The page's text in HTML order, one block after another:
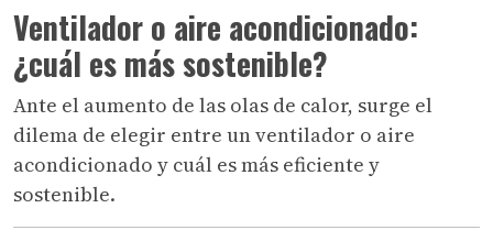
Ventilador o aire acondicionado:
¿cuál es más sostenible?
Ante el aumento de las olas de calor, surge el
dilema de elegir entre un ventilador o aire
acondicionado y cuál es más eficiente y
sostenible.